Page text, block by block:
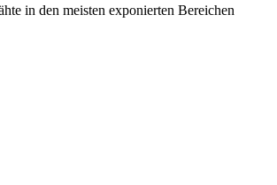
in den meisten exponierten Bereichen